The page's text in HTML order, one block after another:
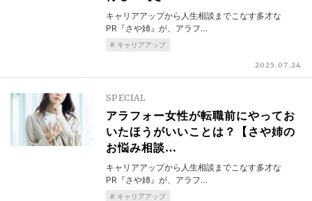
キャリアアップから人生相談までこなす多才な
PR『さや姉』が、アラフ…
キャリアアップ
2025.07.24
SPECIAL
アラフォー女性が転職前にやってお
いたほうがいいことは？【さや姉の
お悩み相談…
キャリアアップから人生相談までこなす多才な
PR『さや姉』が、アラフ…
キャリアアップ